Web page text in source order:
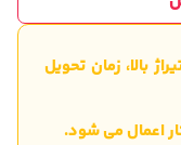
بالا، زمان تحویل
اعمال می شود.